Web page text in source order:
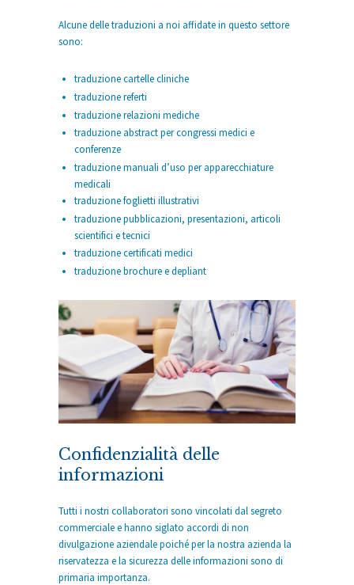
Alcune delle traduzioni a noi affidate in questo settore
sono:
traduzione cartelle cliniche
traduzione referti
traduzione relazioni mediche
traduzione abstract per congressi medici e
conferenze
traduzione manuali d’uso per apparecchiature
medicali
traduzione foglietti illustrativi
traduzione pubblicazioni, presentazioni, articoli
scientifici e tecnici
traduzione certificati medici
traduzione brochure e depliant
Confidenzialità delle
informazioni
Tutti i nostri collaboratori sono vincolati dal segreto
commerciale e hanno siglato accordi di non
divulgazione aziendale poiché per la nostra azienda la
riservatezza e la sicurezza delle informazioni sono di
primaria importanza.